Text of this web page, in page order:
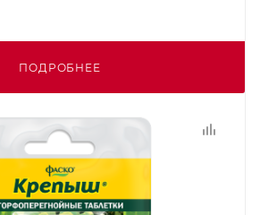
ПОДРОБНЕЕ